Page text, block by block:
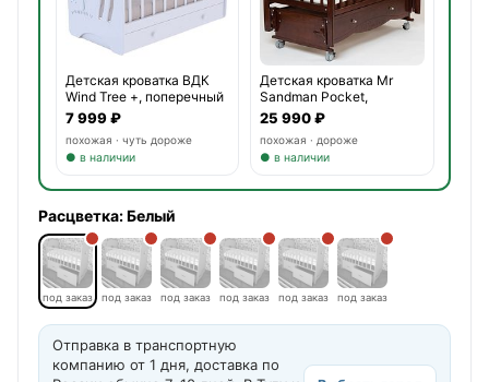
Детская кроватка ВДК
Wind Tree +, поперечный
7 999 ₽
похожая · чуть дороже
● в наличии
Детская кроватка Mr
Sandman Pocket,
универса
25 990 ₽
похожая · дороже
● в наличии
Расцветка:Белый
под заказ под заказ под заказ под заказ под заказ под заказ
Отправка в транспортную
компанию от 1 дня, доставка по